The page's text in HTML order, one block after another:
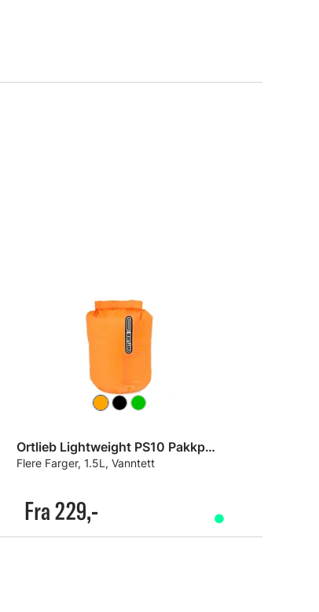
Ortlieb Lightweight PS10 Pakkpose
Flere Farger, 1.5L, Vanntett
Fra 229,-